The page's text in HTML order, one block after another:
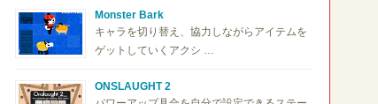
Monster Bark
キャラを切り替え、協力しながらアイテムを
ゲットしていくアクシ …
ONSLAUGHT 2